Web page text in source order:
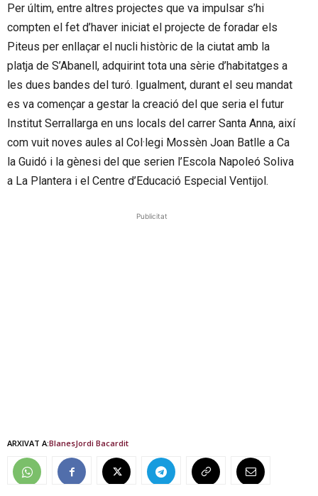
Per últim, entre altres projectes que va impulsar s’hi
compten el fet d’haver iniciat el projecte de foradar els
Piteus per enllaçar el nucli històric de la ciutat amb la
platja de S’Abanell, adquirint tota una sèrie d’habitatges a
les dues bandes del turó. Igualment, durant el seu mandat
es va començar a gestar la creació del que seria el futur
Institut Serrallarga en uns locals del carrer Santa Anna, així
com vuit noves aules al Col·legi Mossèn Joan Batlle a Ca
la Guidó i la gènesi del que serien l’Escola Napoleó Soliva
a La Plantera i el Centre d’Educació Especial Ventijol.
Publicitat
ARXIVAT A:BlanesJordi Bacardit